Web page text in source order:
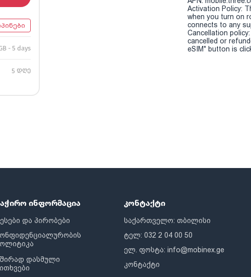
- 5 days
5 დღე
Activation Policy:
when you turn on
connects to any
Cancellation
cancelled or
eSIM" button is
ინფორმაცია
და პირობები
დასმული
კონტაქტი
საქართველო: თბილისი
ტელ: 032 2 04 00 50
ელ. ფოსტა:info@mobinex.ge
კონტაქტი